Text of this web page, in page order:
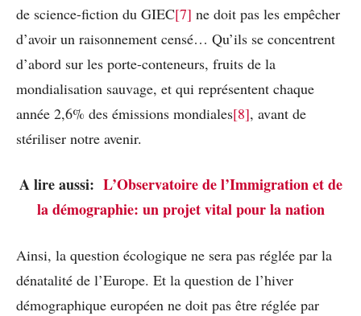
de science-fiction du GIEC[7] ne doit pas les empêcher
d’avoir un raisonnement censé… Qu’ils se concentrent
d’abord sur les porte-conteneurs, fruits de la
mondialisation sauvage, et qui représentent chaque
année 2,6% des émissions mondiales[8], avant de
stériliser notre avenir.
A lire aussi: L’Observatoire de l’Immigration et de
la démographie: un projet vital pour la nation
Ainsi, la question écologique ne sera pas réglée par la
dénatalité de l’Europe. Et la question de l’hiver
démographique européen ne doit pas être réglée par